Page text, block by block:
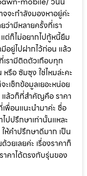
จะกำลังมองหาอยู่ค่ะ
ว่ามีหลายครั้งที่เรา
ต่ก็ไม่อยากไปกู้หนี้ยืม
อยู่ไปฝากไว้ก่อน แล้ว
รามีติดตัวเกือบทุก
รือ ซัมซุง ใช่ไหมล่ะคะ
ะเช็กข้อมูลเยอะหน่อย
แล้วก็ที่สำคัญคือ ราคา
พื่อนแนะนำมาค่ะ ชื่อ
ปปรึกษาเท่านั้นแหละ
ห้คำปรึกษาดีมาก เป็น
วยเลยค่ะ เรื่องราคาก็
าคาได้ตรงกับรุ่นของ